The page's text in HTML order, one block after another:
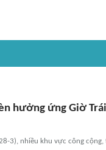
hưởng ứng Giờ
3), nhiều khu vực công